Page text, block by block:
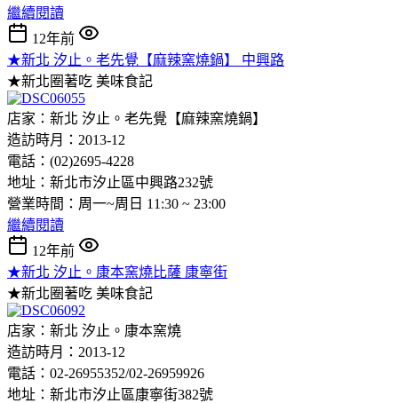
繼續閱讀
12年前
★新北 汐止。老先覺【麻辣窯燒鍋】 中興路
★新北圈著吃 美味食記
店家：新北 汐止。老先覺【麻辣窯燒鍋】
造訪時月：2013-12
電話：(02)2695-4228
地址：新北市汐止區中興路232號
營業時間：周一~周日 11:30 ~ 23:00
繼續閱讀
12年前
★新北 汐止。康本窯燒比薩 康寧街
★新北圈著吃 美味食記
店家：新北 汐止。康本窯燒
造訪時月：2013-12
電話：02-26955352/02-26959926
地址：新北市汐止區康寧街382號